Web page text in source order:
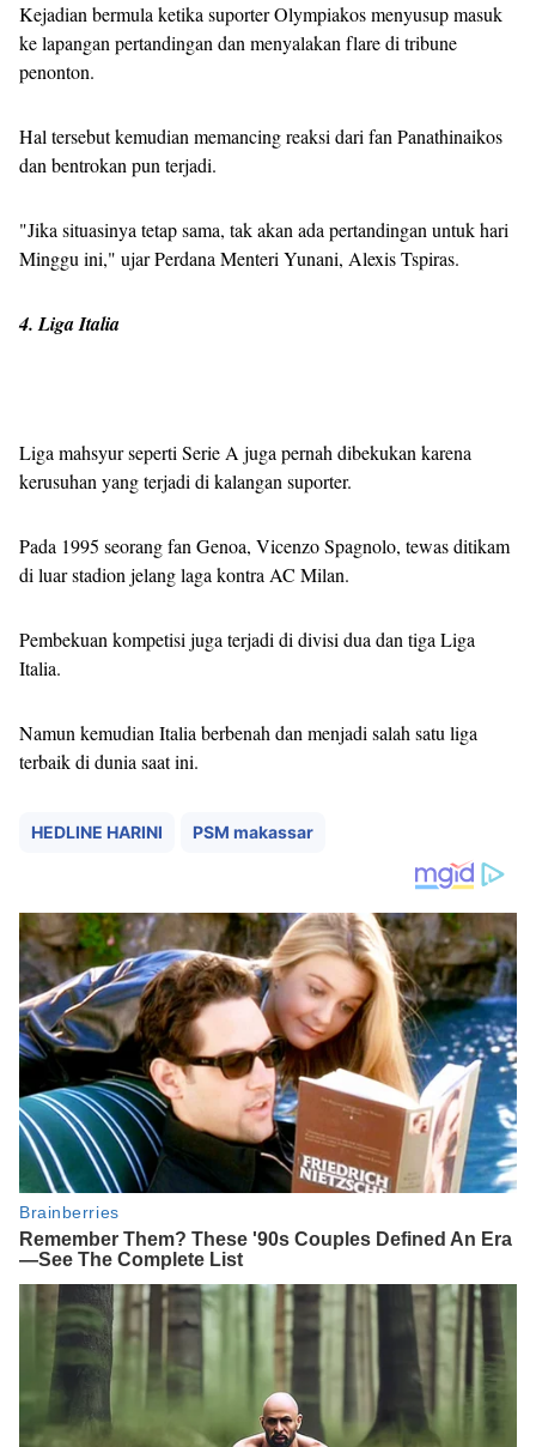
Kejadian bermula ketika suporter Olympiakos menyusup masuk
ke lapangan pertandingan dan menyalakan flare di tribune
penonton.
Hal tersebut kemudian memancing reaksi dari fan Panathinaikos
dan bentrokan pun terjadi.
"Jika situasinya tetap sama, tak akan ada pertandingan untuk hari
Minggu ini," ujar Perdana Menteri Yunani, Alexis Tspiras.
4. Liga Italia
Liga mahsyur seperti Serie A juga pernah dibekukan karena
kerusuhan yang terjadi di kalangan suporter.
Pada 1995 seorang fan Genoa, Vicenzo Spagnolo, tewas ditikam
di luar stadion jelang laga kontra AC Milan.
Pembekuan kompetisi juga terjadi di divisi dua dan tiga Liga
Italia.
Namun kemudian Italia berbenah dan menjadi salah satu liga
terbaik di dunia saat ini.
HEDLINE HARINI PSM makassar